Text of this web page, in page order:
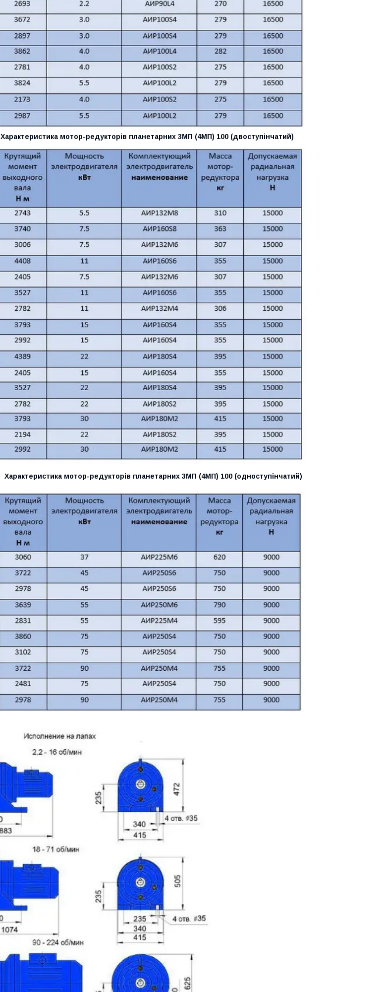
Характеристика мотор-редукторів планетарних 3МП (4МП) 100 (двоступінчатий)
Характеристика мотор-редукторів планетарних 3МП (4МП) 100 (одноступінчатий)